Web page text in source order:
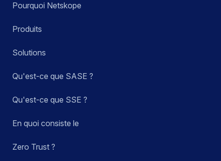
Pourquoi Netskope
Produits
Solutions
Qu'est-ce que SASE ?
Qu'est-ce que SSE ?
En quoi consiste le
Zero Trust ?